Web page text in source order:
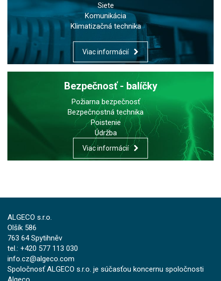
Siete
Komunikácia
Klimatizačná technika
Viac informácií
Bezpečnosť - balíčky
Požiarna bezpečnosť
Bezpečnostná technika
Poistenie
Údržba
Viac informácií
ALGECO s.r.o.
Olšík 586
763 64 Spytihněv
tel.: +420 577 113 030
info.cz@algeco.com
Spoločnosť ALGECO s.r.o. je súčasťou koncernu spoločnosti